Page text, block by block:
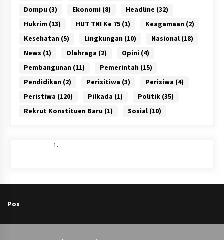
Dompu (3) Ekonomi (8) Headline (32)
Hukrim (13) HUT TNI Ke 75(1) Keagamaan (2)
Kesehatan (5) Lingkungan (10) Nasional(18)
News (1) Olahraga (2) Opini (4)
Pembangunan (11) Pemerintah (15)
Pendidikan (2) Perisitiwa (3) Perisiwa (4)
Peristiwa (120) Pilkada (1) Politik(35)
Rekrut Konstituen Baru (1) Sosial(10)
Pos